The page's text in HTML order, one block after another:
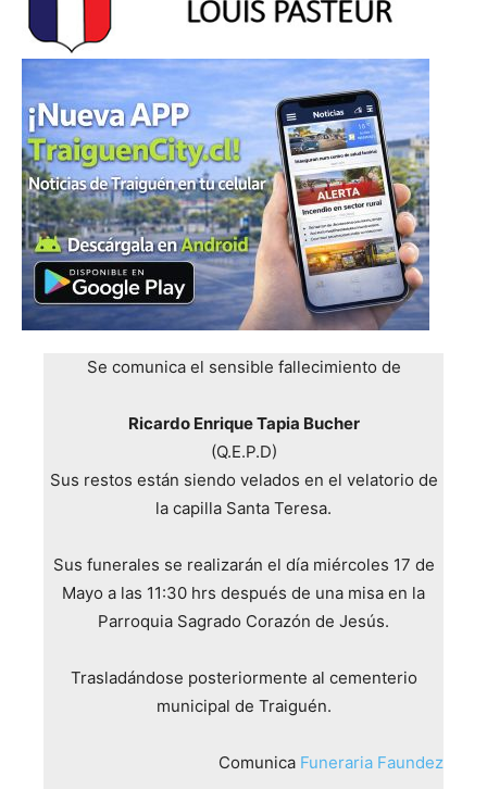
Se comunica el sensible fallecimiento de
Ricardo Enrique Tapia Bucher
(Q.E.P.D)
Sus restos están siendo velados en el velatorio de
la capilla Santa Teresa.
Sus funerales se realizarán el día miércoles 17 de
Mayo a las 11:30 hrs después de una misa en la
Parroquia Sagrado Corazón de Jesús.
Trasladándose posteriormente al cementerio
municipal de Traiguén.
Comunica Funeraria Faundez